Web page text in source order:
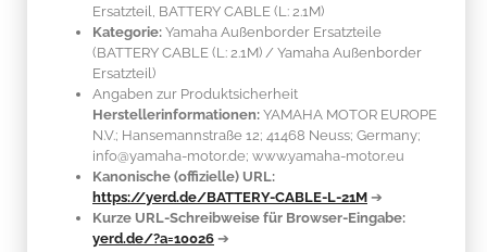
Ersatzteil, BATTERY CABLE (L: 2.1M)
Kategorie: Yamaha Außenborder Ersatzteile
(BATTERY CABLE (L: 2.1M) / Yamaha Außenborder
Ersatzteil)
Angaben zur Produktsicherheit
Herstellerinformationen: YAMAHA MOTOR EUROPE
N.V.; Hansemannstraße 12; 41468 Neuss; Germany;
info@yamaha-motor.de; www.yamaha-motor.eu
Kanonische (offizielle) URL:
https://yerd.de/BATTERY-CABLE-L-21M ➔
Kurze URL-Schreibweise für Browser-Eingabe:
yerd.de/?a=10026 ➔